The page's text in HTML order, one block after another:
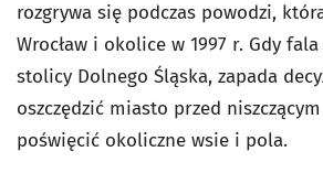
rozgrywa się podczas powodzi,
Wrocław i okolice w 1997 r. Gdy
stolicy Dolnego Śląska, zapada
oszczędzić miasto przed
poświęcić okoliczne wsie i pola.